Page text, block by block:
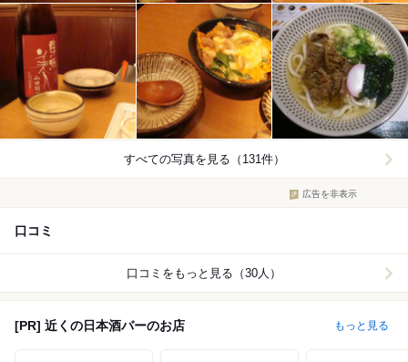
すべての写真を見る（131件）
広告を非表示
口コミ
口コミをもっと見る（30人）
[PR] 近くの日本酒バーのお店 もっと見る